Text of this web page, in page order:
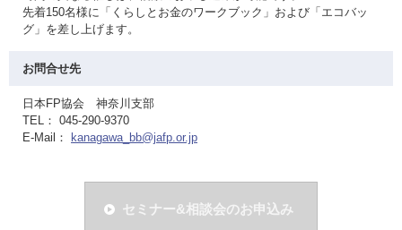
先着150名様に「くらしとお金のワークブック」および「エコバッ
グ」を差し上げます。
お問合せ先
日本FP協会 神奈川支部
TEL： 045-290-9370
E-Mail：
kanagawa_bb@jafp.or.jp
セミナー&相談会のお申込み